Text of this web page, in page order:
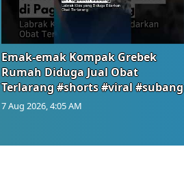
Emak-emak Kompak Grebek
Rumah Diduga Jual Obat
Terlarang #shorts #viral #subang
7 Aug 2026, 4:05 AM